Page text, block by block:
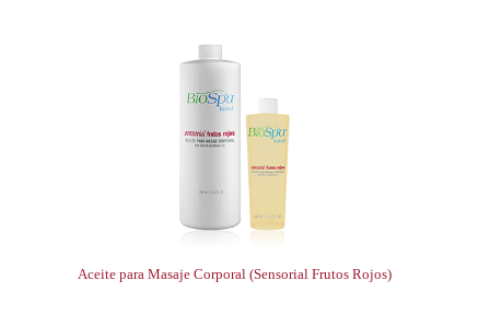
Aceite para Masaje Corporal (Sensorial Frutos Rojos)